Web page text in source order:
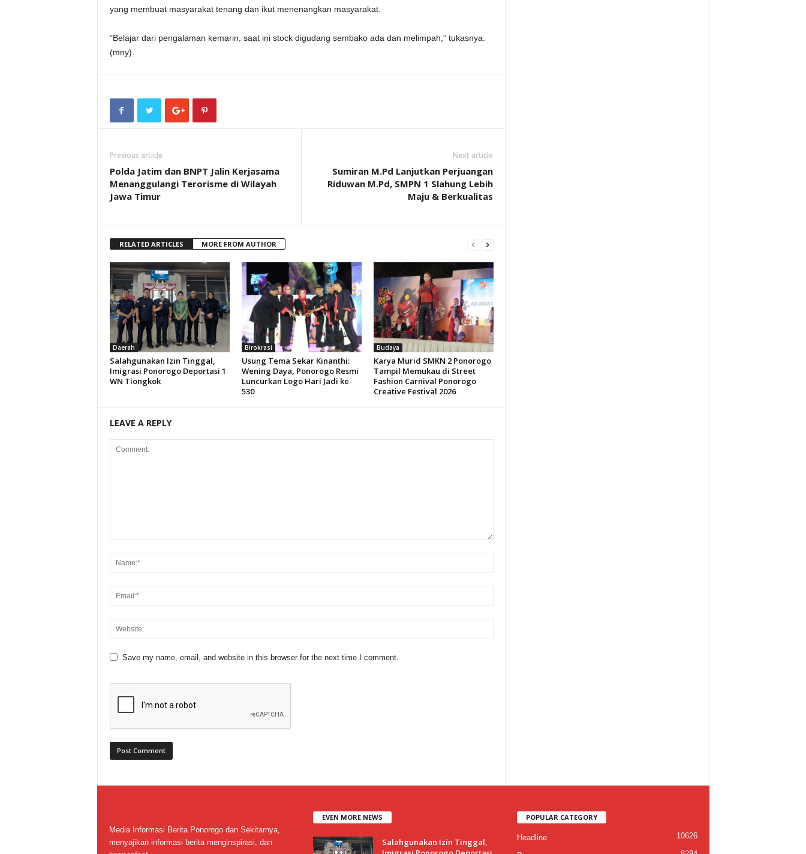
yang membuat masyarakat tenang dan ikut menenangkan masyarakat.
“Belajar dari pengalaman kemarin, saat ini stock digudang sembako ada dan melimpah,” tukasnya.
(mny).
Previous article
Polda Jatim dan BNPT Jalin Kerjasama
Menanggulangi Terorisme di Wilayah
Jawa Timur
Next article
Sumiran M.Pd Lanjutkan Perjuangan
Riduwan M.Pd, SMPN 1 Slahung Lebih
Maju & Berkualitas
RELATED ARTICLES MORE FROM AUTHOR
Daerah
Salahgunakan Izin Tinggal,
Imigrasi Ponorogo Deportasi 1
WN Tiongkok
Birokrasi
Usung Tema Sekar Kinanthi:
Wening Daya, Ponorogo Resmi
Luncurkan Logo Hari Jadi ke-
530
Budaya
Karya Murid SMKN 2 Ponorogo
Tampil Memukau di Street
Fashion Carnival Ponorogo
Creative Festival 2026
LEAVE A REPLY
Save my name, email, and website in this browser for the next time I comment.
Media Informasi Berita Ponorogo dan Sekitarnya,
menyajikan informasi berita menginspirasi, dan
EVEN MORE NEWS
Salahgunakan Izin Tinggal,
POPULAR CATEGORY
Headline 10626